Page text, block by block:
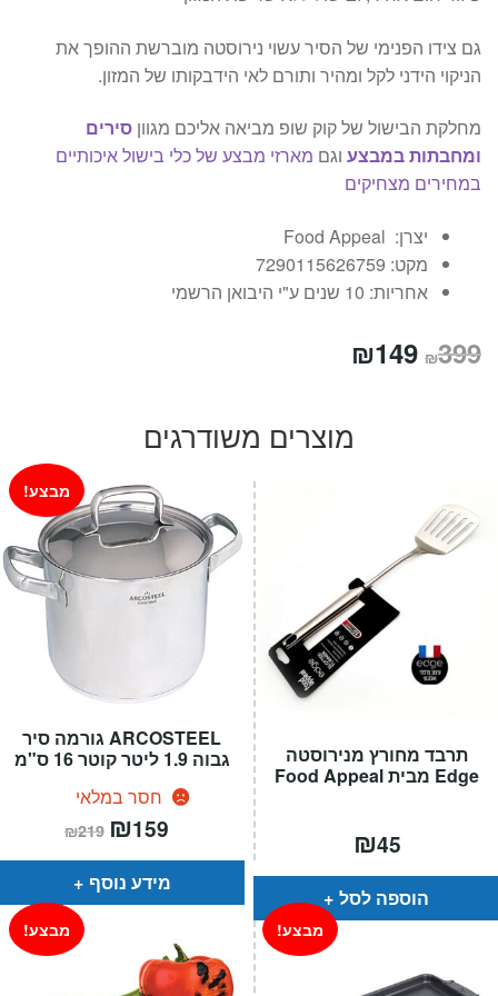
גם צידו הפנימי של הסיר עשוי נירוסטה מוברשת ההופך את
הניקוי הידני לקל ומהיר ותורם לאי הידבקותו של המזון.
מחלקת הבישול של קוק שופ מביאה אליכם מגוון סירים
ומחבתות במבצע וגם מארזי מבצע של כלי בישול איכותיים
במחירים מצחיקים
יצרן: Food Appeal
מקט: 7290115626759
אחריות: 10 שנים ע"י היבואן הרשמי
₪399 המחיר
₪149
הוא:
מוצרים משודרגים
ARCOSTEEL גורמה סיר
גבוה 1.9 ליטר קוטר 16 ס"מ
חסר במלאי
מבצע!
₪219 המחיר
המקורי
היה:
₪219.
₪159
הוא:
מידע נוסף
תרבד מחורץ מנירוסטה
Edge מבית Food Appeal
₪45
הוספה לסל
מבצע! מבצע!